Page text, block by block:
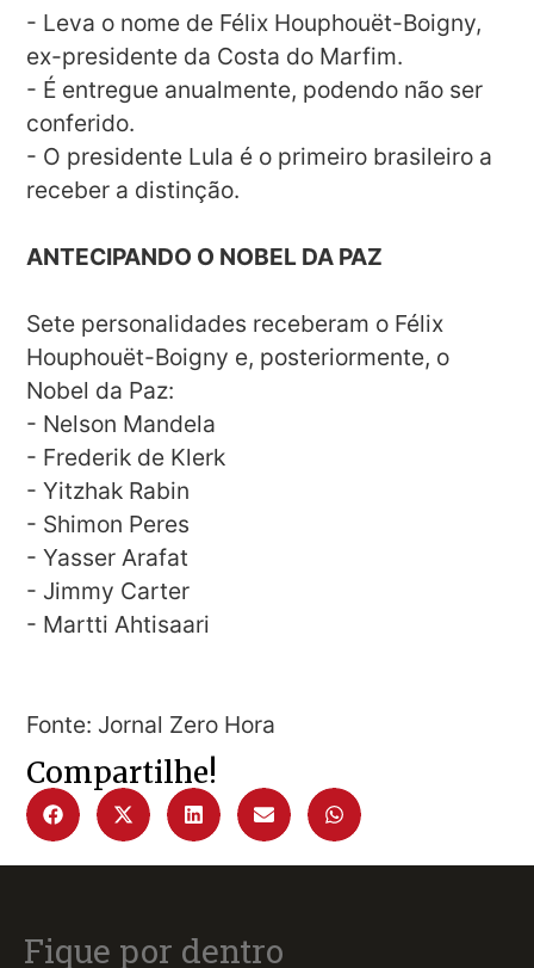
- Leva o nome de Félix Houphouët-Boigny,
ex-presidente da Costa do Marfim.
- É entregue anualmente, podendo não ser
conferido.
- O presidente Lula é o primeiro brasileiro a
receber a distinção.
ANTECIPANDO O NOBEL DA PAZ
Sete personalidades receberam o Félix
Houphouët-Boigny e, posteriormente, o
Nobel da Paz:
- Nelson Mandela
- Frederik de Klerk
- Yitzhak Rabin
- Shimon Peres
- Yasser Arafat
- Jimmy Carter
- Martti Ahtisaari
Fonte: Jornal Zero Hora
Compartilhe!
Fique por dentro